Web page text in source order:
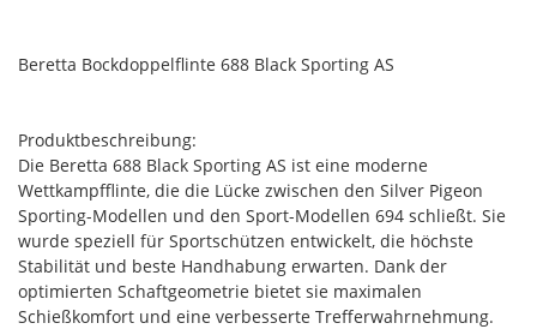
Beretta Bockdoppelflinte 688 Black Sporting AS
Produktbeschreibung:
Die Beretta 688 Black Sporting AS ist eine moderne
Wettkampfflinte, die die Lücke zwischen den Silver Pigeon
Sporting-Modellen und den Sport-Modellen 694 schließt. Sie
wurde speziell für Sportschützen entwickelt, die höchste
Stabilität und beste Handhabung erwarten. Dank der
optimierten Schaftgeometrie bietet sie maximalen
Schießkomfort und eine verbesserte Trefferwahrnehmung.